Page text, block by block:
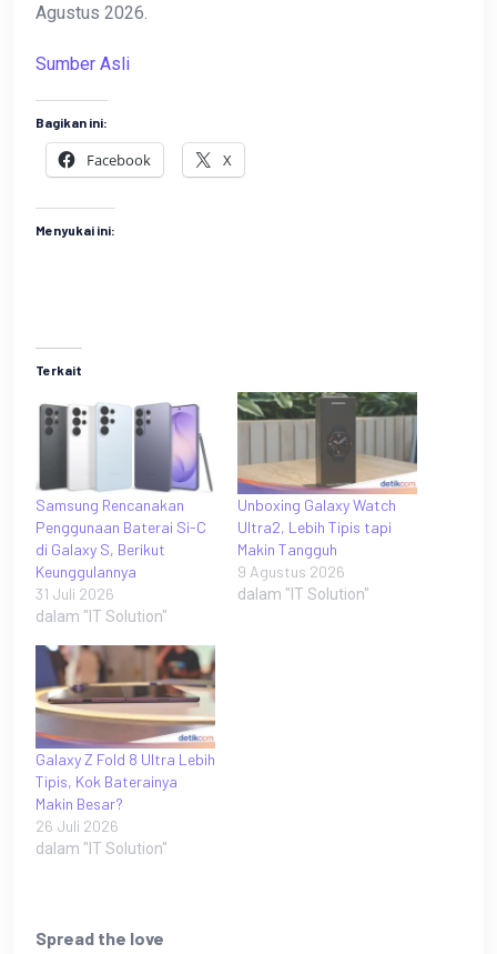
Agustus 2026.
Sumber Asli
Bagikan ini:
Facebook X
Menyukai ini:
Terkait
Samsung Rencanakan
Penggunaan Baterai Si-C
di Galaxy S, Berikut
Keunggulannya
31 Juli 2026
dalam "IT Solution"
Unboxing Galaxy Watch
Ultra2, Lebih Tipis tapi
Makin Tangguh
9 Agustus 2026
dalam "IT Solution"
Galaxy Z Fold 8 Ultra Lebih
Tipis, Kok Baterainya
Makin Besar?
26 Juli 2026
dalam "IT Solution"
Spread the love